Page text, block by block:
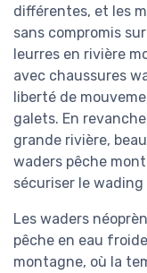
différentes, et les
sans compromis
leurres en rivière
avec chaussures
liberté de
galets. En
grande rivière,
waders pêche
sécuriser le
Les waders
pêche en eau
montagne, où la